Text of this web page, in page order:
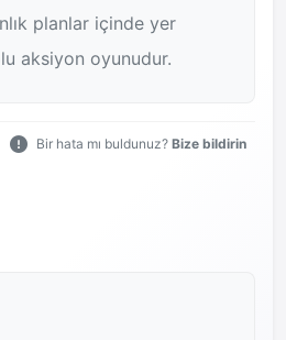
planlar içinde yer
aksiyon oyunudur.
Bir hata mı buldunuz? Bize bildirin